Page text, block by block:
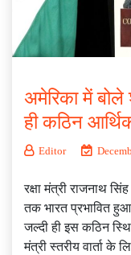
अमेरिका में बोले
ही कठिन
Editor
रक्षा मंत्री राजनाथ
तक भारत प्रभावित
जल्दी ही इस कठिन
मंत्री स्तरीय वार्ता के